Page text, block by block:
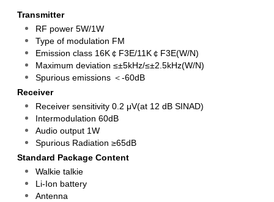
Transmitter
RF power 5W/1W
Type of modulation FM
Emission class 16K￠F3E/11K￠F3E(W/N)
Maximum deviation ≤±5kHz/≤±2.5kHz(W/N)
Spurious emissions ＜-60dB
Receiver
Receiver sensitivity 0.2 μV(at 12 dB SINAD)
Intermodulation 60dB
Audio output 1W
Spurious Radiation ≥65dB
Standard Package Content
Walkie talkie
Li-Ion battery
Antenna